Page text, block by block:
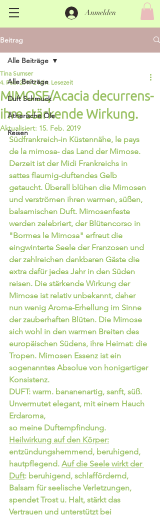
Anmelden
Beitrag
Alle Beiträge
Duft Schmuck
Ätherische Öle
Reisen
Alle Beiträge
MIMOSE/Acacia decurrens-
ihre stärkende Wirkung.
Tina Sumser
4. Feb. 2019 2 Min. Lesezeit
Aktualisiert: 15. Feb. 2019
Südfrankreich-in Küstennähe, le pays
de la mimosa- das Land der Mimose.
Derzeit ist der Midi Frankreichs in
sattes flaumig-duftendes Gelb
getaucht. Überall blühen die Mimosen
und verströmen ihren warmen, süßen,
balsamischen Duft. Mimosenfeste
werden zelebriert, der Blütencorso in
"Bormes le Mimosa" erfreut die
eingwinterte Seele der Franzosen und
der zahlreichen dankbaren Gäste die
extra dafür jedes Jahr in den Süden
reisen. Die stärkende Wirkung der
Mimose ist relativ unbekannt, daher
nun wenig Aroma-Erhellung im Sinne
der zauberhaften Blüten. Die Mimose
sich wohl in den warmen Breiten des
europäischen Südens, ihre Heimat: die
Tropen. Mimosen Essenz ist ein
sogenanntes Absolue von honigartiger
Konsistenz.
DUFT: warm. bananenartig, sanft, süß.
Unvermutet elegant, mit einem Hauch
Erdaroma,
so meine Duftempfindung.
Heilwirkung auf den Körper:
entzündungshemmend, beruhigend,
hautpflegend. Auf die Seele wirkt der
Duft: beruhigend, schlaffördernd,
Balsam für seelische Verletzungen,
spendet Trost u. Halt, stärkt das
Vertrauen und unterstützt bei